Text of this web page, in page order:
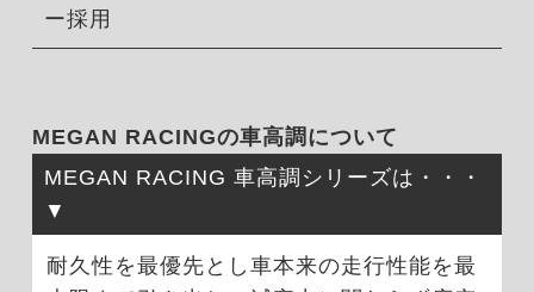
ー採用
MEGAN RACINGの車高調について
MEGAN RACING 車高調シリーズは・・・
耐久性を最優先とし車本来の走行性能を最